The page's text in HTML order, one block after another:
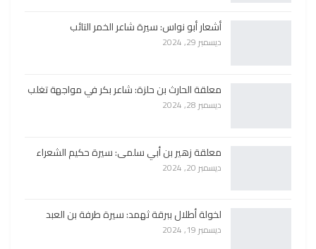
أشعار أبو نواس: سيرة شاعر الخمر التائب
ديسمبر 29, 2024
معلقة الحارث بن حلزة: شاعر بكر في مواجهة تغلب
ديسمبر 28, 2024
معلقة زهير بن أبي سلمى: سيرة حكيم الشعراء
ديسمبر 20, 2024
لخولة أطلال ببرقة ثهمد: سيرة طرفة بن العبد
ديسمبر 19, 2024